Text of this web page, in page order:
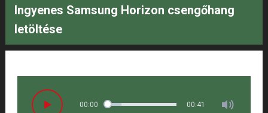
Ingyenes Samsung Horizon csengőhang
letöltése
00:00 00:41